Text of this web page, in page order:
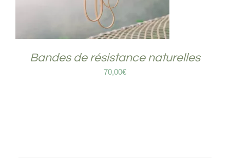
Bandes de résistance naturelles
70,00€